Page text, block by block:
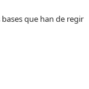
que han de regir